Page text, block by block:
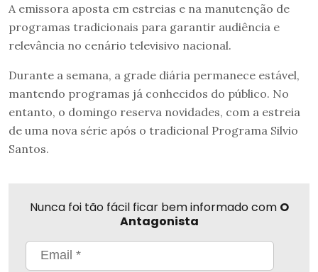
A emissora aposta em estreias e na manutenção de
programas tradicionais para garantir audiência e
relevância no cenário televisivo nacional.
Durante a semana, a grade diária permanece estável,
mantendo programas já conhecidos do público. No
entanto, o domingo reserva novidades, com a estreia
de uma nova série após o tradicional Programa Silvio
Santos.
Nunca foi tão fácil ficar bem informado com O
Antagonista